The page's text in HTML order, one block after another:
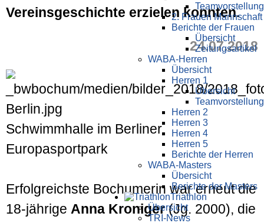
Teamvorstellung
2. Frauen Mannschaft
Berichte der Frauen
Übersicht
Zeitungsartikel
WABA-Herren
Übersicht
Herren 1
Übersicht
Teamvorstellung
Herren 2
Herren 3
Herren 4
Herren 5
Berichte der Herren
WABA-Masters
Übersicht
Berichte der Masters
Triathlon
Übersicht
TRI-News
Vereins­geschichte erzielen konnten.
24.07.2018
Schwimmhalle im Berliner
Europasportpark
Erfolgreichste Bochumerin war erneut die
18-jährige Anna Kroniger(Jg. 2000), die